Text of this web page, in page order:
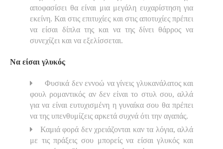
αποφασίσει θα είναι μια μεγάλη ευχαρίστηση για
εκείνη. Και στις επιτυχίες και στις αποτυχίες πρέπει
να είσαι δίπλα της και να της δίνει θάρρος να
συνεχίζει και να εξελίσσεται.
Να είσαι γλυκός
Φυσικά δεν εννοώ να γίνεις γλυκανάλατος και
φουλ ρομαντικός αν δεν είναι το στυλ σου, αλλά
για να είναι ευτυχισμένη η γυναίκα σου θα πρέπει
να της υπενθυμίζεις αρκετά συχνά ότι την αγαπάς.
Καμιά φορά δεν χρειάζονται καν τα λόγια, αλλά
με τις πράξεις σου μπορείς να είσαι γλυκός και